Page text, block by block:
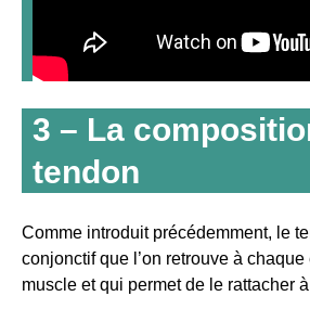
3 – La
tendon
Comme introduit précédemment, le
conjonctif que l’on retrouve à chaque
muscle et qui permet de le rattacher